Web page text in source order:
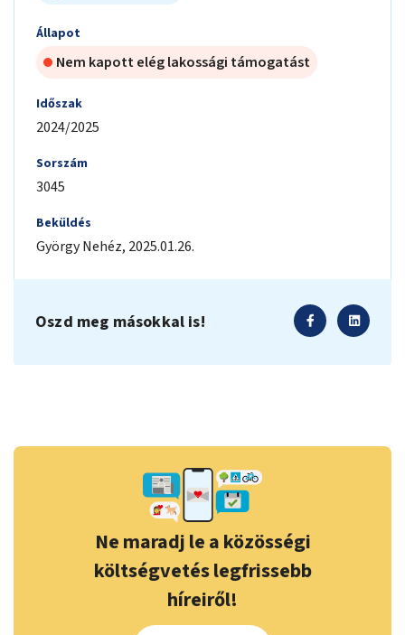
Állapot
Nem kapott elég lakossági támogatást
Időszak
2024/2025
Sorszám
3045
Beküldés
GyörgyNehéz, 2025.01.26.
Oszd meg másokkal is!
Ne maradj le a közösségi
költségvetés legfrissebb
híreiről!